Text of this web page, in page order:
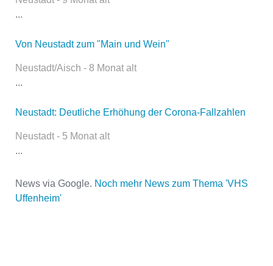
E-Mail*
...
Von Neustadt zum "Main und Wein"
Neustadt/Aisch - 8 Monat alt
...
Neustadt: Deutliche Erhöhung der Corona-Fallzahlen
Neustadt - 5 Monat alt
...
News via Google. Noch mehr News zum Thema 'VHS
Uffenheim'